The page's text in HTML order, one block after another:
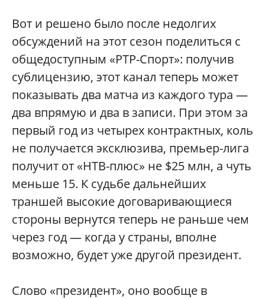
Вот и решено было после недолгих
обсуждений на этот сезон поделиться с
общедоступным «РТР-Спорт»: получив
сублицензию, этот канал теперь может
показывать два матча из каждого тура —
два впрямую и два в записи. При этом за
первый год из четырех контрактных, коль
не получается эксклюзива, премьер-лига
получит от «НТВ-плюс» не $25 млн, а чуть
меньше 15. К судьбе дальнейших
траншей высокие договаривающиеся
стороны вернутся теперь не раньше чем
через год — когда у страны, вполне
возможно, будет уже другой президент.
Слово «президент», оно вообще в